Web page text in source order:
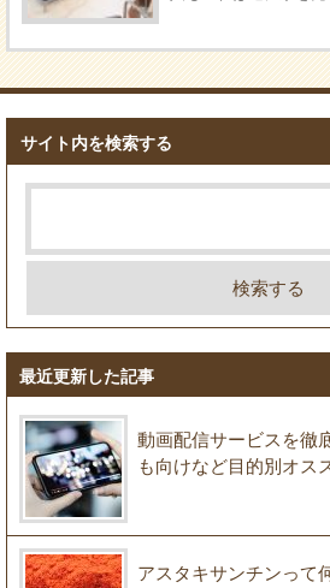
サイト内を検索する
最近更新した記事
動画配信サービスを徹
も向けなど目的別オス
アスタキサンチンって